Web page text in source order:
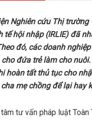
Nghiên cứu Thị trường
tế hội nhập (IRLIE) đã
đó, các doanh
đứa trẻ làm cho
hoàn tất thủ tục cho
mẹ chồng để lại hay
tư vấn pháp luật Toàn